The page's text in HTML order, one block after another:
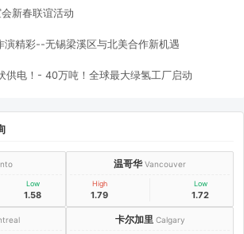
新春联谊活动
演精彩--无锡梁溪区与北美合作新机遇
供电！- 40万吨！全球最大绿氢工厂启动
Low
1.58
温哥华 Vancouver
High
1.79
Low
1.72
卡尔加里 Calgary